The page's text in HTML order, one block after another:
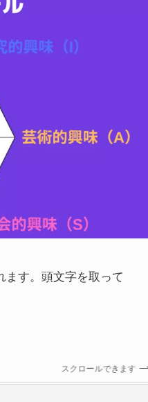
す。頭文字を取って
スクロールできます